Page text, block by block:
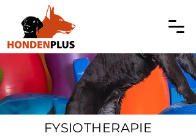
FYSIOTHERAPIE